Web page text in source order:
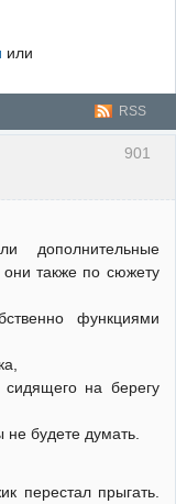
или
RSS
901
дополнительные
также по сюжету
функциями
на берегу
будете думать.
перестал прыгать.